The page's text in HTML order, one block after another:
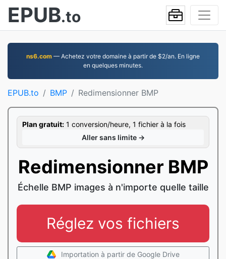
EPUB.to
ns6.com — Achetez votre domaine à partir de $2/an. En ligne
en quelques minutes.
EPUB.to BMP Redimensionner BMP
Plan gratuit: 1 conversion/heure, 1 fichier à la fois
Aller sans limite →
Redimensionner BMP
Échelle BMP images à n'importe quelle taille
Réglez vos fichiers
Importation à partir de Google Drive